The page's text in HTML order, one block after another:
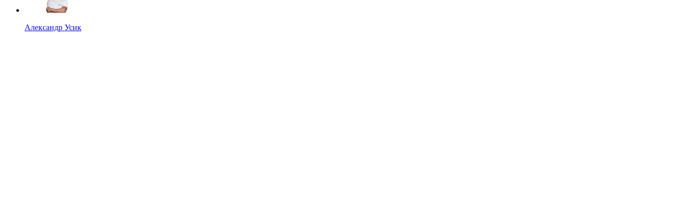
Александр Усик